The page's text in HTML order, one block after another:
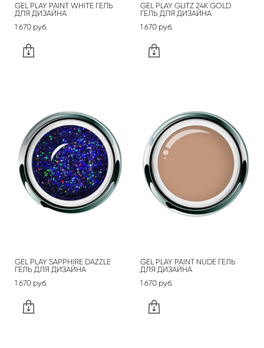
GEL PLAY PAINT WHITE ГЕЛЬ
ДЛЯ ДИЗАЙНА
1 670 pуб.
GEL PLAY GLITZ 24K GOLD
ГЕЛЬ ДЛЯ ДИЗАЙНА
1 670 pуб.
GEL PLAY SAPPHIRE DAZZLE
ГЕЛЬ ДЛЯ ДИЗАЙНА
1 670 pуб.
GEL PLAY PAINT NUDE ГЕЛЬ
ДЛЯ ДИЗАЙНА
1 670 pуб.